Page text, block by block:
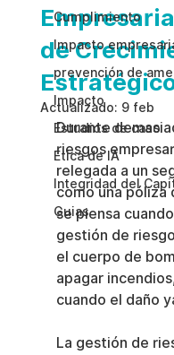
Cumplimiento
Impacto
prevención de
Impacto
Estudios de caso
Etica de IA
Integridad del
Guias
de
Actualizado: 9 feb
Durante
riesgos
relegada a un
como una póliza
se piensa
gestión de
el cuerpo de
apagar
cuando el daño
La gestión de